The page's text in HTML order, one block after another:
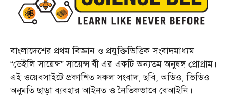
বাংলাদেশের প্রথম বিজ্ঞান ও প্রযুক্তিভিত্তিক সংবাদমাধ্যম
“ডেইলি সায়েন্স” সায়েন্স বী এর একটি অন্যতম অনুষঙ্গ প্রোগ্রাম।
এই ওয়েবসাইটে প্রকাশিত সকল সংবাদ, ছবি, অডিও, ভিডিও
অনুমতি ছাড়া ব্যবহার আইনত ও নৈতিকভাবে বেআইনি।